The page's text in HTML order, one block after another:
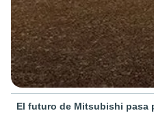
El futuro de Mitsubishi pasa